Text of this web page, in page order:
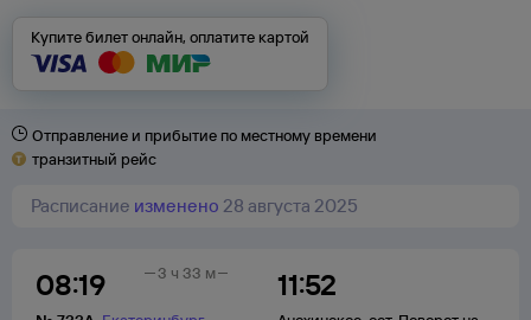
Купите билет онлайн, оплатите картой
Отправление и прибытие по местному времени
транзитный рейс
Расписание изменено 28 августа 2025
08:19 11:52
3 ч 33 м